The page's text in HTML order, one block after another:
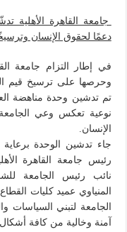
جامعة القاهرة الأهلية
دعمًا لحقوق الإنسان وترسيخًا
في إطار التزام جامعة
وحرصها على ترسيخ قيم
تم تدشين وحدة مناهضة
نوعية تعكس وعي الجامعة
الإنسان.
جاء تدشين الوحدة برعاية
رئيس جامعة القاهرة
نائب رئيس الجامعة
المنياوي عميد كليات
الجامعة لتبني السياسات
آمنة وخالية من كافة أشكال